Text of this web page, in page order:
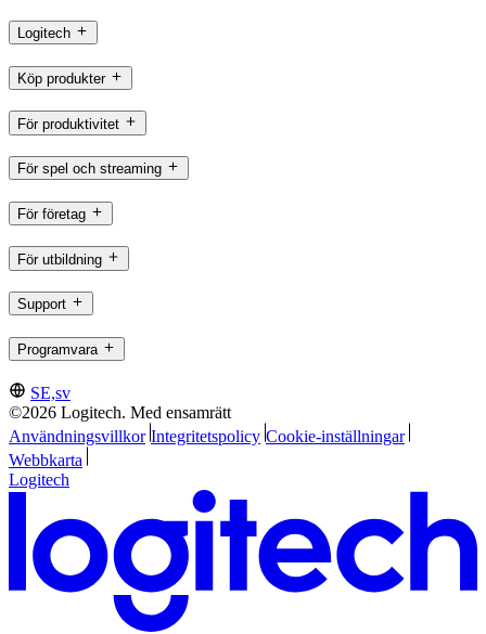
Logitech
Köp produkter
För produktivitet
För spel och streaming
För företag
För utbildning
Support
Programvara
SE,sv
©2026 Logitech. Med ensamrätt
Användningsvillkor Integritetspolicy Cookie-inställningar
Webbkarta
Logitech